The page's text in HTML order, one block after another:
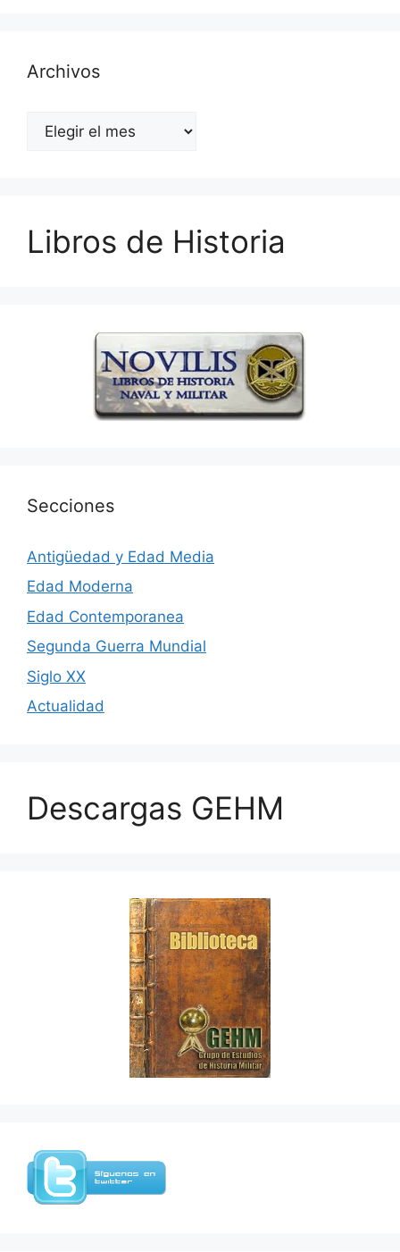
Archivos
Archivos
Libros de Historia
Secciones
Antigüedad y Edad Media
Edad Moderna
Edad Contemporanea
Segunda Guerra Mundial
Siglo XX
Actualidad
Descargas GEHM